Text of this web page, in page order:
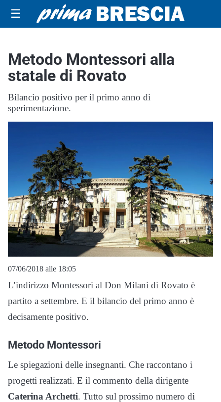
☰
Metodo Montessori alla
statale di Rovato
Bilancio positivo per il primo anno di
sperimentazione.
07/06/2018 alle 18:05
L’indirizzo Montessori al Don Milani di Rovato è
partito a settembre. E il bilancio del primo anno è
decisamente positivo.
Metodo Montessori
Le spiegazioni delle insegnanti. Che raccontano i
progetti realizzati. E il commento della dirigente
Caterina Archetti. Tutto sul prossimo numero di